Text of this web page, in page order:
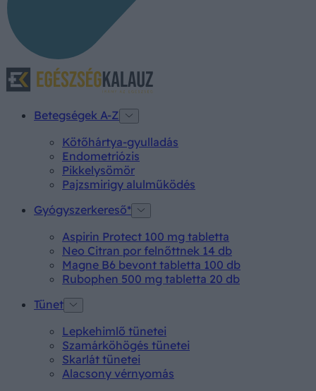
Betegségek A-Z
Kötőhártya-gyulladás
Endometriózis
Pikkelysömör
Pajzsmirigy alulműködés
Gyógyszerkereső*
Aspirin Protect 100 mg tabletta
Neo Citran por felnőttnek 14 db
Magne B6 bevont tabletta 100 db
Rubophen 500 mg tabletta 20 db
Tünet
Lepkehimlő tünetei
Szamárköhögés tünetei
Skarlát tünetei
Alacsony vérnyomás